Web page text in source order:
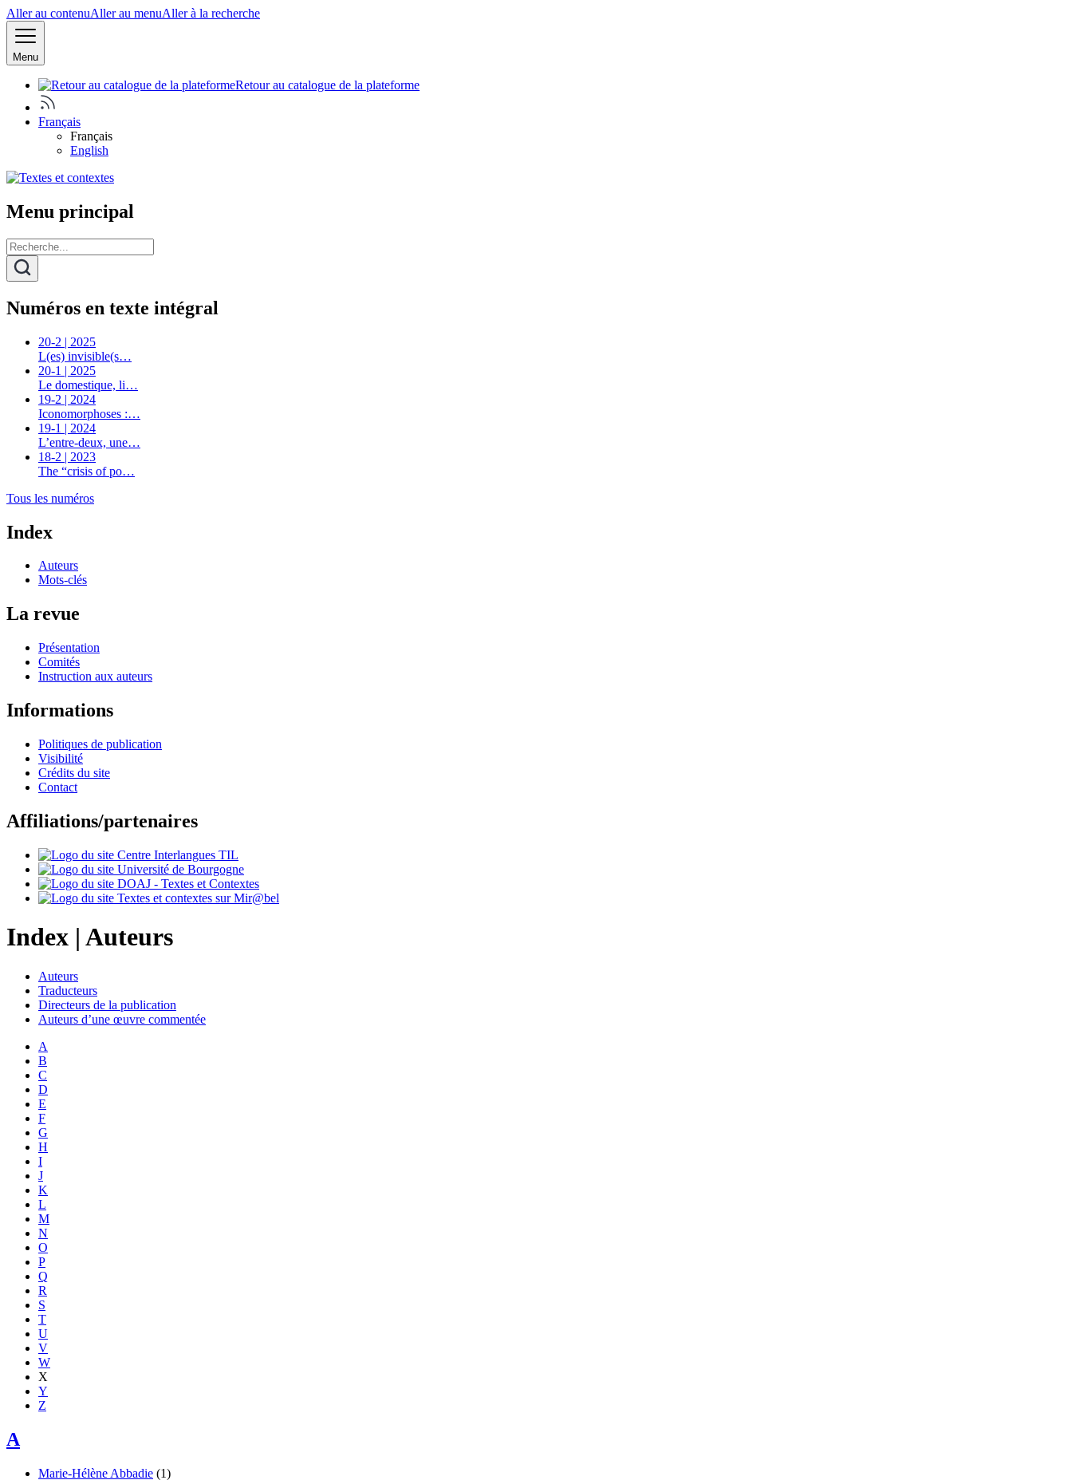
Aller au contenuAller au menuAller à la recherche
Menu
Retour au catalogue de la plateforme
Français
Français
English
Menu principal
Numéros en texte intégral
20-2 | 2025
L(es) invisible(s…
20-1 | 2025
Le domestique, li…
19-2 | 2024
Iconomorphoses :…
19-1 | 2024
L’entre-deux, une…
18-2 | 2023
The “crisis of po…
Tous les numéros
Index
Auteurs
Mots-clés
La revue
Présentation
Comités
Instruction aux auteurs
Informations
Politiques de publication
Visibilité
Crédits du site
Contact
Affiliations/partenaires
Index | Auteurs
Auteurs
Traducteurs
Directeurs de la publication
Auteurs d’une œuvre commentée
A
B
C
D
E
F
G
H
I
J
K
L
M
N
O
P
Q
R
S
T
U
V
W
X
Y
Z
A
Marie-Hélène Abbadie (1)